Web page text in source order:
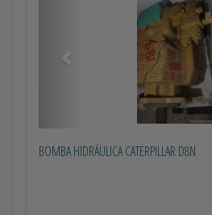
BOMBA HIDRÁULICA CATERPILLAR D8N